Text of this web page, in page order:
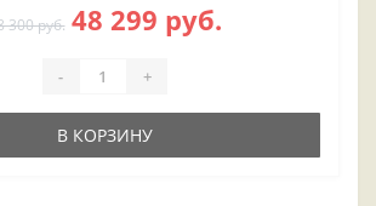
300 руб. 48 299 руб.
- +
В КОРЗИНУ